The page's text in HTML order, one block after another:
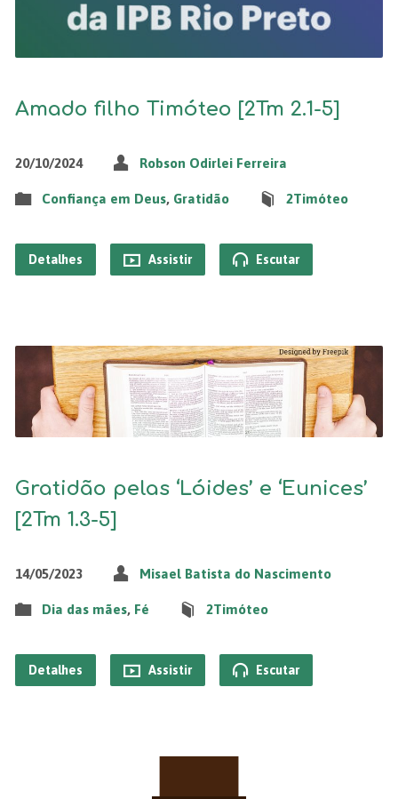
Amado filho Timóteo [2Tm 2.1-5]
20/10/2024 Robson Odirlei Ferreira
Confiança em Deus, Gratidão 2Timóteo
Detalhes Assistir Escutar
Gratidão pelas ‘Lóides’ e ‘Eunices’
[2Tm 1.3-5]
14/05/2023 Misael Batista do Nascimento
Dia das mães, Fé 2Timóteo
Detalhes Assistir Escutar